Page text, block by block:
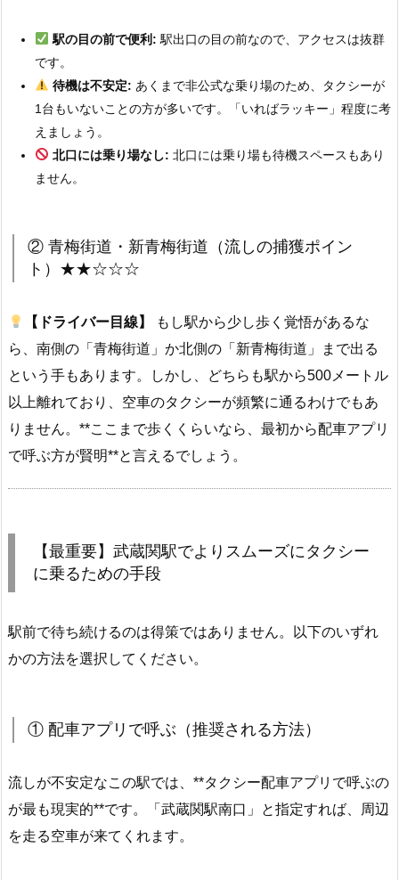
駅の目の前で便利: 駅出口の目の前なので、アクセスは抜群
です。
待機は不安定: あくまで非公式な乗り場のため、タクシーが
1台もいないことの方が多いです。「いればラッキー」程度に考
えましょう。
北口には乗り場なし: 北口には乗り場も待機スペースもあり
ません。
② 青梅街道・新青梅街道（流しの捕獲ポイン
ト）★★☆☆☆
【ドライバー目線】
もし駅から少し歩く覚悟があるな
ら、南側の「青梅街道」か北側の「新青梅街道」まで出る
という手もあります。しかし、どちらも駅から500メートル
以上離れており、空車のタクシーが頻繁に通るわけでもあ
りません。**ここまで歩くくらいなら、最初から配車アプリ
で呼ぶ方が賢明**と言えるでしょう。
【最重要】武蔵関駅でよりスムーズにタクシー
に乗るための手段
駅前で待ち続けるのは得策ではありません。以下のいずれ
かの方法を選択してください。
① 配車アプリで呼ぶ（推奨される方法）
流しが不安定なこの駅では、**タクシー配車アプリで呼ぶの
が最も現実的**です。「武蔵関駅南口」と指定すれば、周辺
を走る空車が来てくれます。